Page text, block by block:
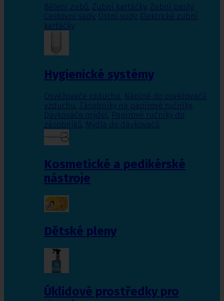
Bělení zubů, Zubní kartáčky, Zubní pasty,
Cestovní sady, Ústní vody, Elektrické zubní
kartáčky
Hygienické systémy
Osvěžovače vzduchu, Náplně do osvěžovačů
vzduchu, Zásobníky na papírové ručníky,
Dávkováče mýdel, Papírové ručníky do
zásobníků, Mýdla do dávkovačů
Kosmetické a pedikérské
nástroje
Dětské pleny
Úklidové prostředky pro